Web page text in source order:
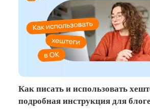
Как писать и использовать
подробная инструкция для